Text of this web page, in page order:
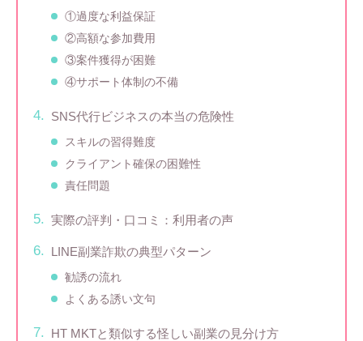
①過度な利益保証
②高額な参加費用
③案件獲得が困難
④サポート体制の不備
SNS代行ビジネスの本当の危険性
スキルの習得難度
クライアント確保の困難性
責任問題
実際の評判・口コミ：利用者の声
LINE副業詐欺の典型パターン
勧誘の流れ
よくある誘い文句
HT MKTと類似する怪しい副業の見分け方